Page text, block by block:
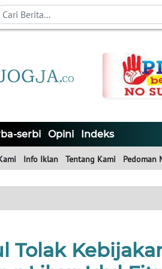
serbi Opini Indeks
Info Iklan Tentang Kami Pedoman
Tolak